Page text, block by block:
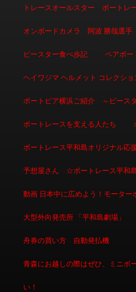
トレースオールスター ボートレ
オンボードカメラ 阿波 勝哉選手
ピースター食べ歩記 ペアボー
ヘイワジマ ヘルメット コレクショ
ボートピア横浜ご紹介 ～ピース
ボートレースを支える人たち
ボートレース平和島オリジナル応
予想屋さん ☆ボートレース平和
動画 日本中に広めよう！モーター
大型外向発売所 「平和島劇場」
舟券の買い方 自動発払機
青森にお越しの際はぜひ、ミニボ
い！